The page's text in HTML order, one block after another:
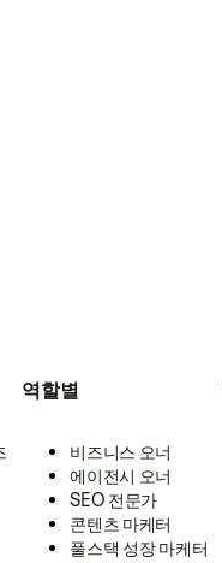
역할별
비즈니스 오너
에이전시 오너
SEO 전문가
콘텐츠 마케터
풀스택 성장 마케터